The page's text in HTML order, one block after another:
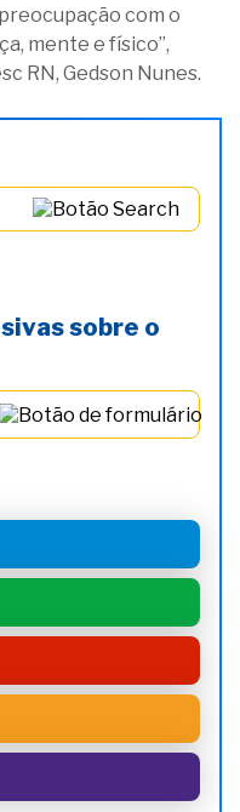
com o
mente e físico”,
RN, Gedson Nunes.
sobre o